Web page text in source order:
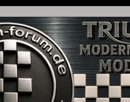
ab BJ 2001. Triumph Bonneville,